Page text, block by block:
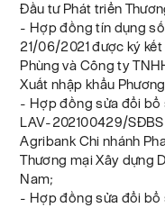
Đầu tư Phát triển
- Hợp đồng tín dụng
21/06/2021 được ký
Phùng và Công ty
Xuất nhập khẩu
- Hợp đồng sửa đổi bổ
LAV-202100429/
Agribank Chi nhánh
Thương mại Xây dựng
Nam;
- Hợp đồng sửa đổi bổ